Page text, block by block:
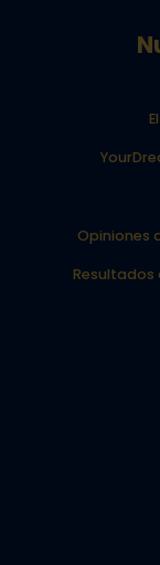
Opiniones
Resultados